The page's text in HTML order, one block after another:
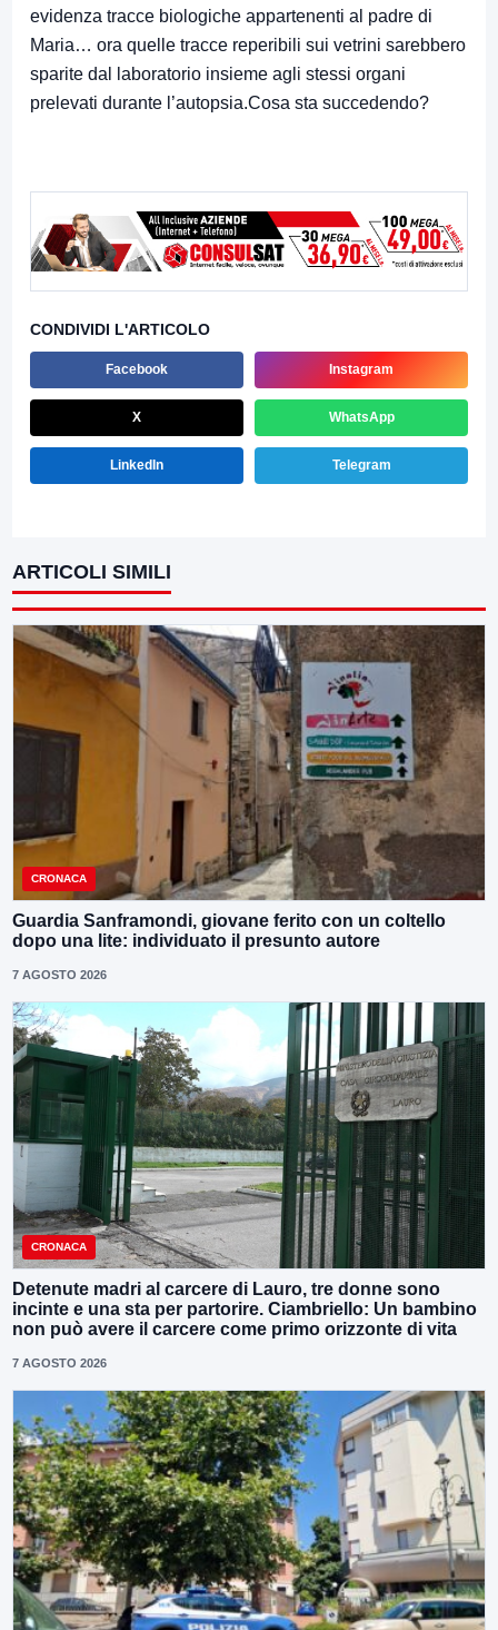
evidenza tracce biologiche appartenenti al padre di
Maria… ora quelle tracce reperibili sui vetrini sarebbero
sparite dal laboratorio insieme agli stessi organi
prelevati durante l’autopsia.Cosa sta succedendo?
CONDIVIDI L'ARTICOLO
Facebook Instagram
X WhatsApp
LinkedIn Telegram
ARTICOLI SIMILI
CRONACA
Guardia Sanframondi, giovane ferito con un coltello
dopo una lite: individuato il presunto autore
7 AGOSTO 2026
CRONACA
Detenute madri al carcere di Lauro, tre donne sono
incinte e una sta per partorire. Ciambriello: Un bambino
non può avere il carcere come primo orizzonte di vita
7 AGOSTO 2026